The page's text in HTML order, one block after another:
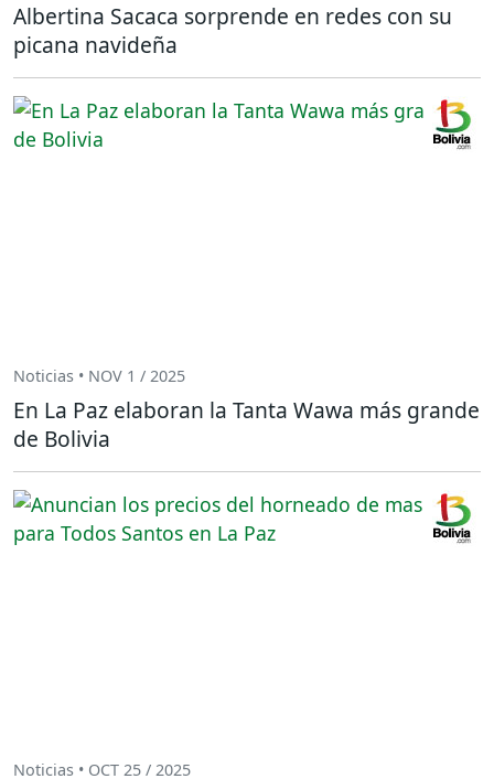
Albertina Sacaca sorprende en redes con su
picana navideña
Noticias • NOV 1 / 2025
En La Paz elaboran la Tanta Wawa más grande
de Bolivia
Noticias • OCT 25 / 2025